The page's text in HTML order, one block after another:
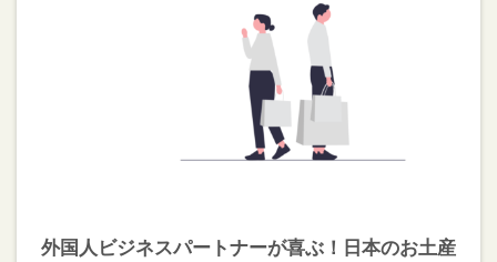
外国人ビジネスパートナーが喜ぶ！日本のお土産